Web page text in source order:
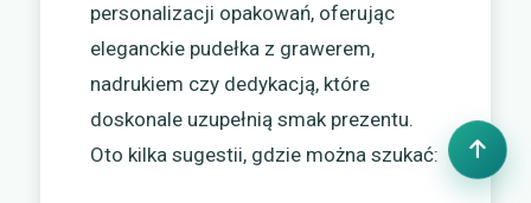
personalizacji opakowań, oferując
eleganckie pudełka z grawerem,
nadrukiem czy dedykacją, które
doskonale uzupełnią smak prezentu.
Oto kilka sugestii, gdzie można szukać: